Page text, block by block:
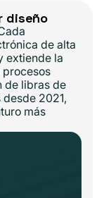
diseño
de alta
extiende la
procesos
de libras de
2021,
más